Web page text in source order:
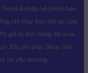
& nhập về phiên bản
chỉ may trọn đời tại cửa
giá trị đơn hàng đã mua.
30k phí ship. Shop Gói
lời yêu thương.